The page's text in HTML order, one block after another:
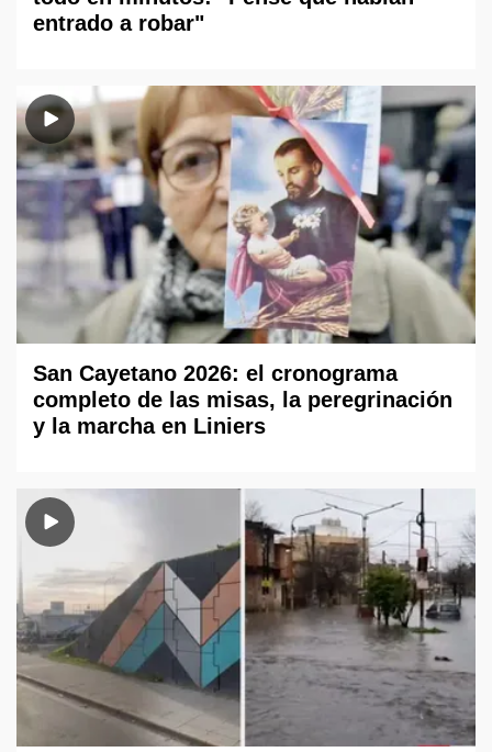
entrado a robar"
San Cayetano 2026: el cronograma
completo de las misas, la peregrinación
y la marcha en Liniers